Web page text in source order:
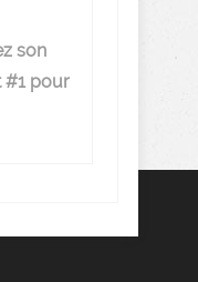
son
#1 pour